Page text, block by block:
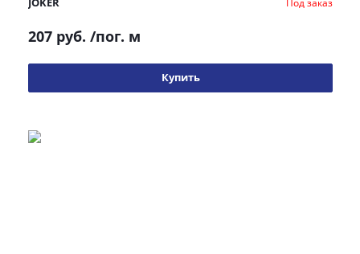
207 руб. /пог. м
Купить